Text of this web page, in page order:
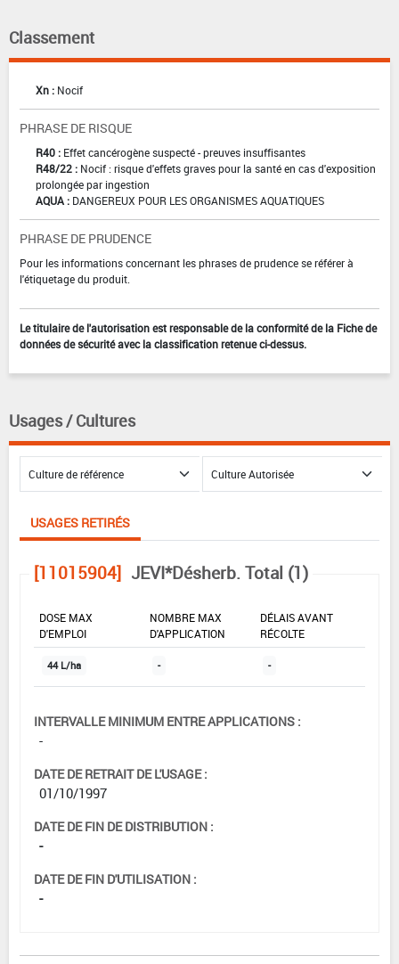
Classement
Xn : Nocif
PHRASE DE RISQUE
R40 : Effet cancérogène suspecté - preuves insuffisantes
R48/22 : Nocif : risque d'effets graves pour la santé en cas d'exposition
prolongée par ingestion
AQUA : DANGEREUX POUR LES ORGANISMES AQUATIQUES
PHRASE DE PRUDENCE
Pour les informations concernant les phrases de prudence se référer à
l'étiquetage du produit.
Le titulaire de l'autorisation est responsable de la conformité de la Fiche de
données de sécurité avec la classification retenue ci-dessus.
Usages / Cultures
USAGES RETIRÉS
[11015904] JEVI*Désherb. Total (1)
DOSE MAX
D'EMPLOI
NOMBRE MAX
D'APPLICATION
DÉLAIS AVANT
RÉCOLTE
44 L/ha - -
INTERVALLE MINIMUM ENTRE APPLICATIONS :
-
DATE DE RETRAIT DE L'USAGE :
01/10/1997
DATE DE FIN DE DISTRIBUTION :
-
DATE DE FIN D'UTILISATION :
-